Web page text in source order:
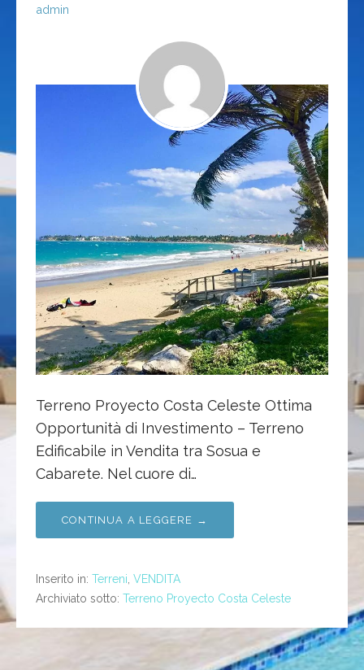
admin
Terreno Proyecto Costa Celeste Ottima
Opportunità di Investimento – Terreno
Edificabile in Vendita tra Sosua e
Cabarete. Nel cuore di…
CONTINUA A LEGGERE →
Inserito in: Terreni VENDITA
Archiviato sotto: Terreno Proyecto Costa Celeste